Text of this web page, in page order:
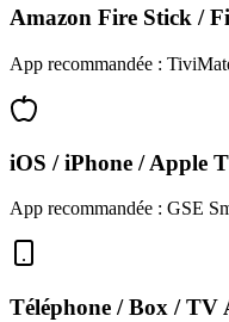
Amazon Fire Stick /
App recommandée :
iOS / iPhone / Apple
App recommandée : GSE
Téléphone / Box / TV